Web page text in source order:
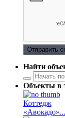
Отправить
Найти
Объекты в
Коттедж
«Авокадо»...